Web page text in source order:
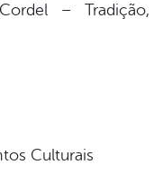
– Tradição,
Culturais